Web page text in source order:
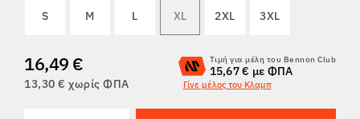
ΕΠΙΣΤΡΟΦΈΣ
S M L XL 2XL 3XL
16,49 €
13,30 € χωρίς ΦΠΑ
Τιμή για μέλη του Bennon Club
15,67 € με ΦΠΑ
Γίνε μέλος του Κλαμπ